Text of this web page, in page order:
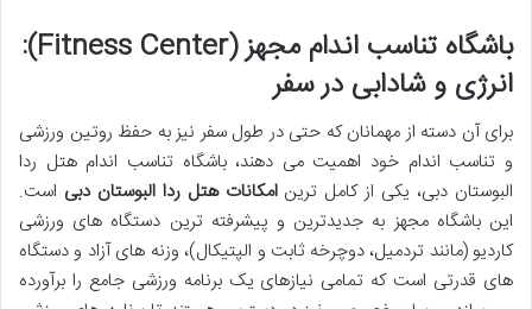
باشگاه تناسب اندام مجهز (Fitness Center):
انرژی و شادابی در سفر
برای آن دسته از مهمانان که حتی در طول سفر نیز به حفظ روتین ورزشی
و تناسب اندام خود اهمیت می دهند، باشگاه تناسب اندام هتل ردا
البوستان دبی، یکی از کامل ترینامکانات هتل ردا البوستان دبی است.
این باشگاه مجهز به جدیدترین و پیشرفته ترین دستگاه های ورزشی
کاردیو (مانند تردمیل، دوچرخه ثابت و الپتیکال)، وزنه های آزاد و دستگاه
های قدرتی است که تمامی نیازهای یک برنامه ورزشی جامع را برآورده